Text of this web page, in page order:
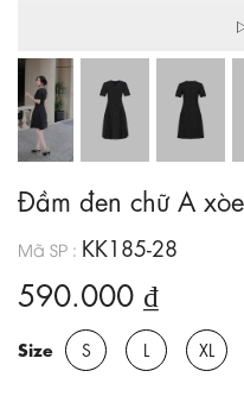
Đầm đen chữ A
Mã SP : KK185-28
590.000 ₫
Size S L XL